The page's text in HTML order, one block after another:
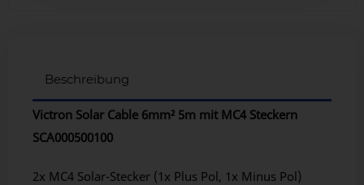
Beschreibung
Victron Solar Cable 6mm² 5m mit MC4 Steckern
SCA000500100
2x MC4 Solar-Stecker (1x Plus Pol, 1x Minus Pol)